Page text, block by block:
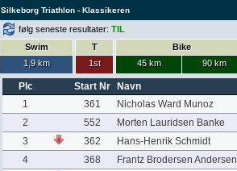
Silkeborg Triathlon - Klassikeren
følg seneste resultater: TIL
Swim
1,9 km
T
1st
Bike
45 km
90 km
Plc Start Nr
Navn
1
361
Nicholas Ward Munoz
2
552
Morten Lauridsen Banke
3
362
Hans-Henrik Schmidt
4
368
Frantz Brodersen Andersen